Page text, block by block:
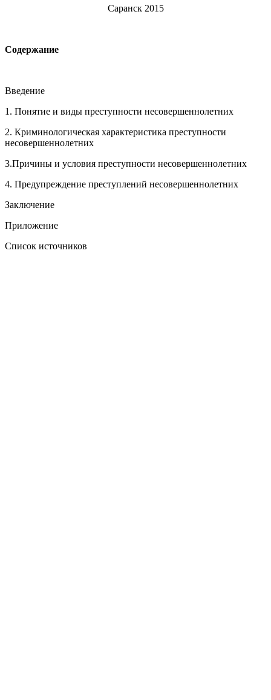
Саранск 2015
Содержание
Введение
1. Понятие и виды преступности несовершеннолетних
2. Криминологическая характеристика преступности
несовершеннолетних
3.Причины и условия преступности несовершеннолетних
4. Предупреждение преступлений несовершеннолетних
Заключение
Приложение
Список источников